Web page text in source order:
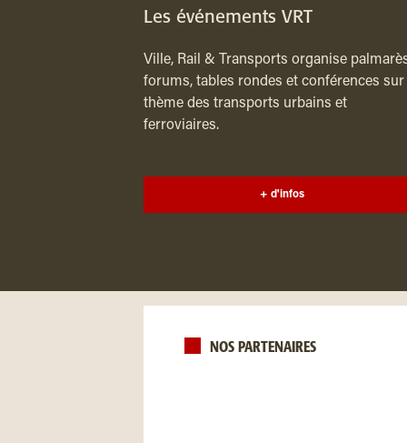
Les événements VRT
Ville, Rail & Transports organise
forums, tables rondes et conférences sur
thème des transports urbains et
ferroviaires.
+ d'infos
NOS PARTENAIRES